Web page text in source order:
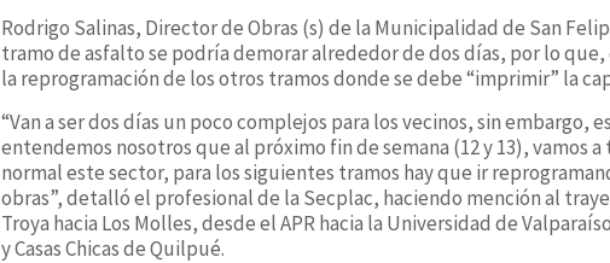
Rodrigo Salinas, Director de Obras (s) de la Municipalidad de San
tramo de asfalto se podría demorar alrededor de dos días, por lo
la reprogramación de los otros tramos donde se debe “imprimir” la
“Van a ser dos días un poco complejos para los vecinos, sin embargo,
entendemos nosotros que al próximo fin de semana (12 y 13), vamos
normal este sector, para los siguientes tramos hay que ir
obras”, detalló el profesional de la Secplac, haciendo mención al
Troya hacia Los Molles, desde el APR hacia la Universidad de
y Casas Chicas de Quilpué.